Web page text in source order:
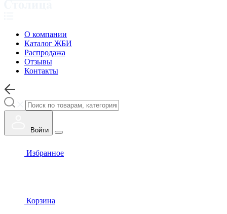
О компании
Каталог ЖБИ
Распродажа
Отзывы
Контакты
Войти
Избранное
Корзина